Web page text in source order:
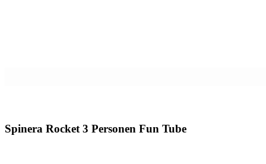
Spinera Rocket 3 Personen Fun Tube